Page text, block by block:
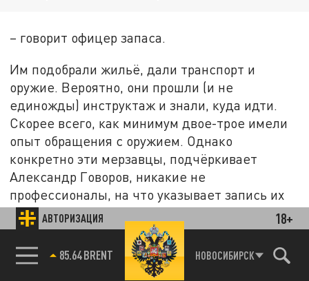
АВТОРИЗАЦИЯ 18+
85.64 BRENT НОВОСИБИРСК
– говорит офицер запаса.
Им подобрали жильё, дали транспорт и
оружие. Вероятно, они прошли (и не
единожды) инструктаж и знали, куда идти.
Скорее всего, как минимум двое-трое имели
опыт обращения с оружием. Однако
конкретно эти мерзавцы, подчёркивает
Александр Говоров, никакие не
профессионалы, на что указывает запись их
перемещений в начале атаки: просто
движутся и стреляют по сторонам, никто друг
друга не прикрывает, как это принято у
подготовленных диверсантов. Причём особо